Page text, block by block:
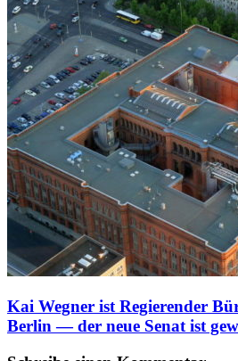
Kai Wegner ist Regierender
Berlin — der neue Senat ist